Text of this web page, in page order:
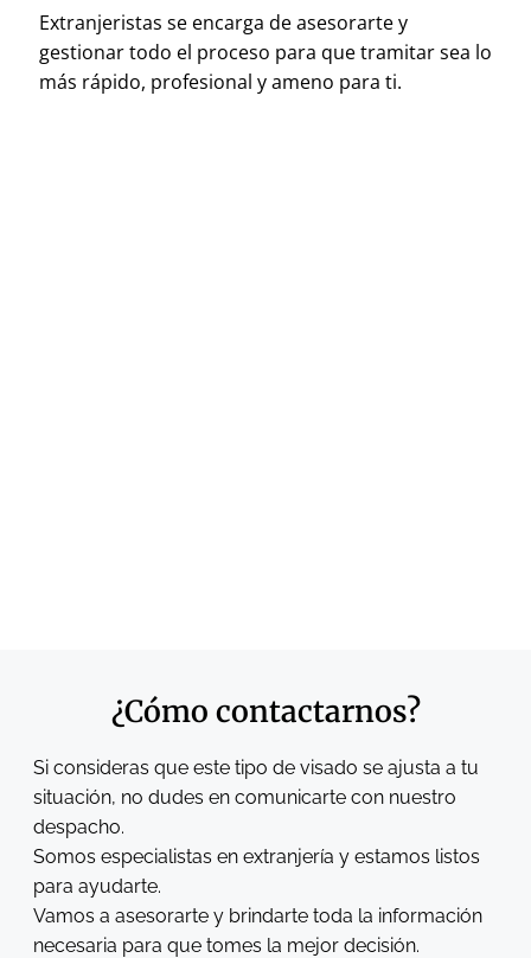
Extranjeristas se encarga de asesorarte y
gestionar todo el proceso para que tramitar sea lo
más rápido, profesional y ameno para ti.
¿Cómo contactarnos?
Si consideras que este tipo de visado se ajusta a tu
situación, no dudes en comunicarte con nuestro
despacho.
Somos especialistas en extranjería y estamos listos
para ayudarte.
Vamos a asesorarte y brindarte toda la información
necesaria para que tomes la mejor decisión.